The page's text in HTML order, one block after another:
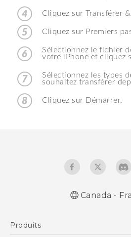
4 Cliquez sur Transférer
5 Cliquez sur Premiers
6
Sélectionnez le fichier
votre iPhone et cliquez
7
Sélectionnez les types
souhaitez transférer
8 Cliquez sur Démarrer.
Canada -
Produits